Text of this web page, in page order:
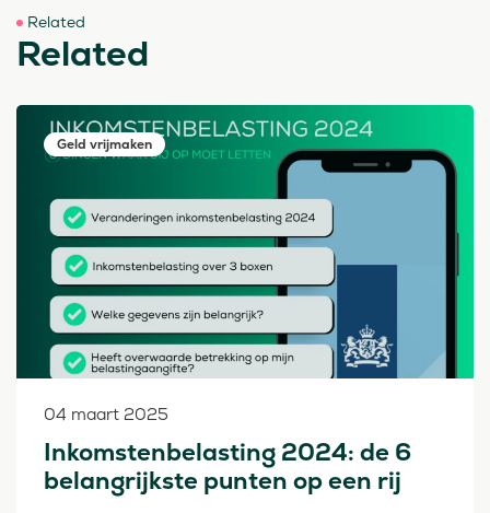
Related
Related
Geld vrijmaken
04 maart 2025
Inkomstenbelasting 2024: de 6
belangrijkste punten op een rij